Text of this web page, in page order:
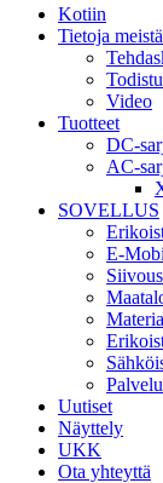
Kotiin
Tietoja meistä
Video
Tuotteet
DC-
AC-
SOVELLUS
E-
Uutiset
Näyttely
UKK
Ota yhteyttä